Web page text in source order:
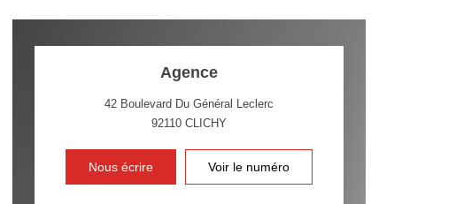
Agence
42 Boulevard Du Général Leclerc
92110 CLICHY
Nous écrire Voir le numéro